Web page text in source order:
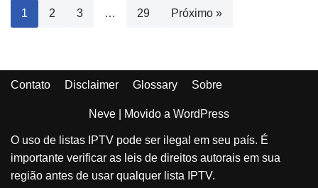
1 2 3 … 29 Próximo »
Contato Disclaimer Glossary Sobre
Neve | Movido a WordPress
O uso de listas IPTV pode ser ilegal em seu país. É
importante verificar as leis de direitos autorais em sua
região antes de usar qualquer lista IPTV.